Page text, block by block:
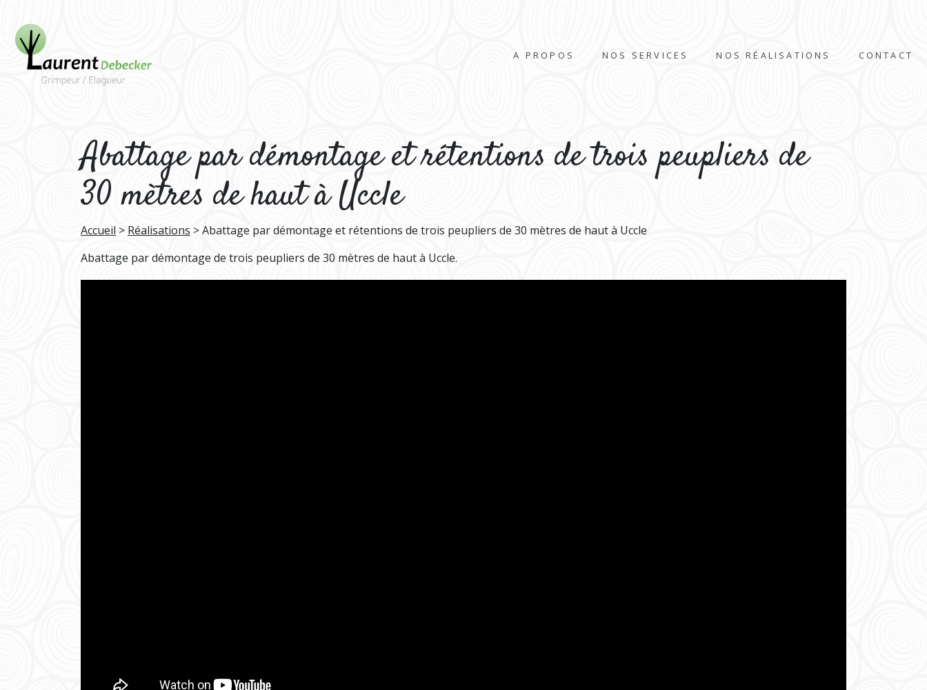
A PROPOS NOS SERVICES NOS RÉALISATIONS CONTACT
Abattage par démontage et rétentions de trois peupliers de
30 mètres de haut à Uccle
Accueil > Réalisations >Abattage par démontage et rétentions de trois peupliers de 30 mètres de haut à Uccle
Abattage par démontage de trois peupliers de 30 mètres de haut à Uccle.